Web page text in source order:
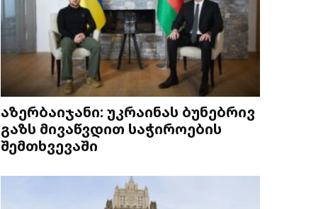
აზერბაიჯანი: უკრაინას ბუნებრივ
გაზს მივაწვდით საჭიროების
შემთხვევაში